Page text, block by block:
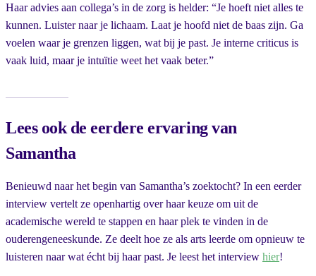
Haar advies aan collega’s in de zorg is helder: “Je hoeft niet alles te
kunnen. Luister naar je lichaam. Laat je hoofd niet de baas zijn. Ga
voelen waar je grenzen liggen, wat bij je past. Je interne criticus is
vaak luid, maar je intuïtie weet het vaak beter.”
Lees ook de eerdere ervaring van
Samantha
Benieuwd naar het begin van Samantha’s zoektocht? In een eerder
interview vertelt ze openhartig over haar keuze om uit de
academische wereld te stappen en haar plek te vinden in de
ouderengeneeskunde. Ze deelt hoe ze als arts leerde om opnieuw te
luisteren naar wat écht bij haar past. Je leest het interview hier!